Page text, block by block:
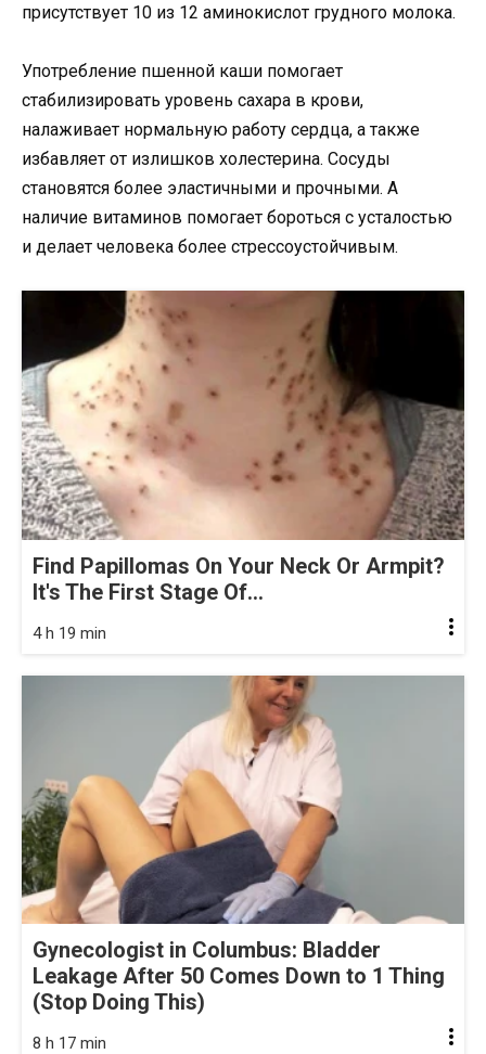
присутствует 10 из 12 аминокислот грудного молока.
Употребление пшенной каши помогает
стабилизировать уровень сахара в крови,
налаживает нормальную работу сердца, а также
избавляет от излишков холестерина. Сосуды
становятся более эластичными и прочными. А
наличие витаминов помогает бороться с усталостью
и делает человека более стрессоустойчивым.
Find Papillomas On Your Neck Or Armpit?
It's The First Stage Of...
4 h 19 min
Gynecologist in Columbus: Bladder
Leakage After 50 Comes Down to 1 Thing
(Stop Doing This)
8 h 17 min